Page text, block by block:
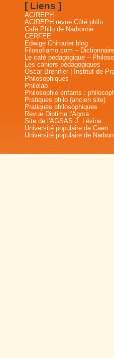
[ Liens ]
ACIREPH
ACIREPH revue Côté philo
Café Philo de Narbonne
CERFEE
Edwige Chirouter blog
Filosofiamo.com –
Le café pedagogique –
Les cahiers pédagogiques
Oscar Brenifier | Institut de
Philosophiques
Philolab
Philosophie enfants :
Pratiques philo (ancien site)
Pratiques philosophiques
Revue Diotime l'Agora
Site de l'AGSAS J. Lévine
Université populaire de Caen
Université populaire de